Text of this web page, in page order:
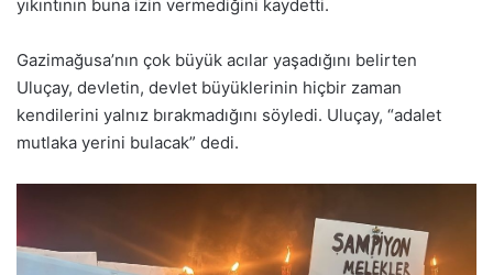
yıkıntının buna izin vermediğini kaydetti.
Gazimağusa’nın çok büyük acılar yaşadığını belirten
Uluçay, devletin, devlet büyüklerinin hiçbir zaman
kendilerini yalnız bırakmadığını söyledi. Uluçay, “adalet
mutlaka yerini bulacak” dedi.